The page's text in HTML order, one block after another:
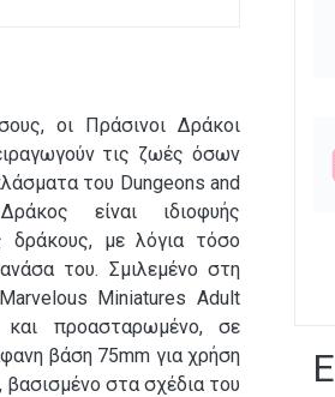
οι Πράσινοι Δράκοι
τις ζωές όσων
του Dungeons and
είναι ιδιοφυής
δράκους, με λόγια τόσο
του. Σμιλεμένο στη
Miniatures Adult
προασταρωμένο, σε
βάση 75mm για χρήση
βασισμένο στα σχέδια του